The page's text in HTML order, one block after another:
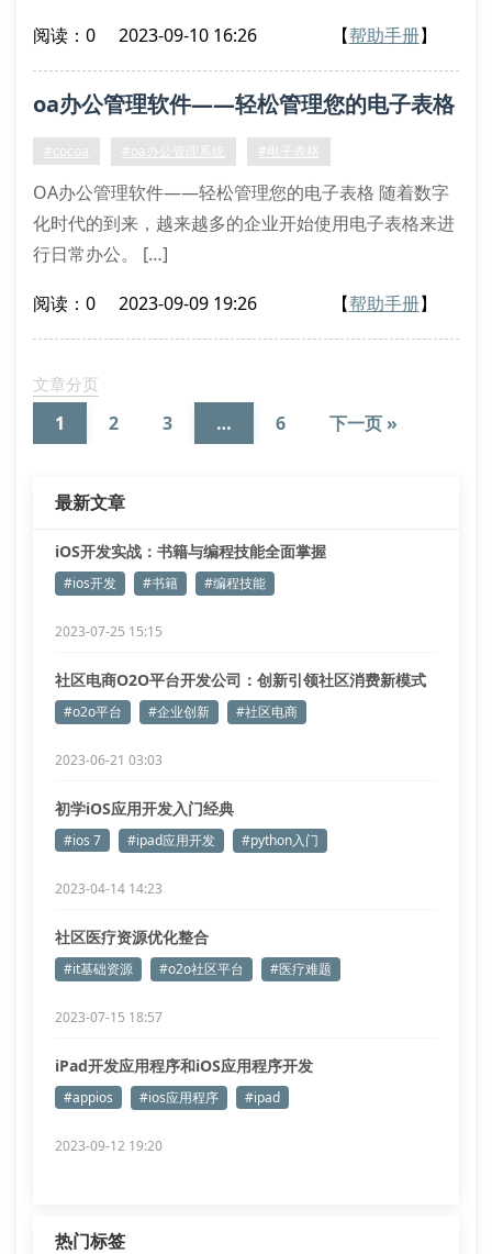
阅读：0 2023-09-10 16:26 【帮助手册】
oa办公管理软件——轻松管理您的电子表格
#cocoa #oa办公管理系统 #电子表格
OA办公管理软件——轻松管理您的电子表格 随着数字
化时代的到来，越来越多的企业开始使用电子表格来进
行日常办公。 […]
阅读：0 2023-09-09 19:26 【帮助手册】
文章分页
1 2 3 … 6 下一页 »
最新文章
iOS开发实战：书籍与编程技能全面掌握
#ios开发 #书籍 #编程技能
2023-07-25 15:15
社区电商O2O平台开发公司：创新引领社区消费新模式
#o2o平台 #企业创新 #社区电商
2023-06-21 03:03
初学iOS应用开发入门经典
#ios 7 #ipad应用开发 #python入门
2023-04-14 14:23
社区医疗资源优化整合
#it基础资源 #o2o社区平台 #医疗难题
2023-07-15 18:57
iPad开发应用程序和iOS应用程序开发
#appios #ios应用程序 #ipad
2023-09-12 19:20
热门标签